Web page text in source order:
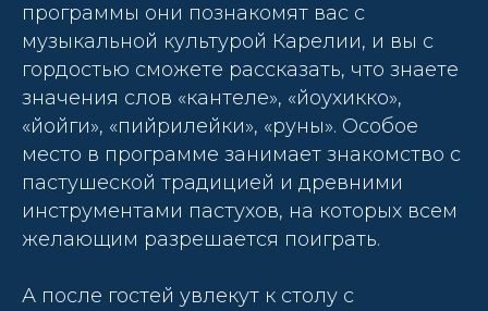
программы они познакомят вас с
музыкальной культурой Карелии, и вы с
гордостью сможете рассказать, что знаете
значения слов «кантеле», «йоухикко»,
«йойги», «пийрилейки», «руны». Особое
место в программе занимает знакомство с
пастушеской традицией и древними
инструментами пастухов, на которых всем
желающим разрешается поиграть.
А после гостей увлекут к столу с